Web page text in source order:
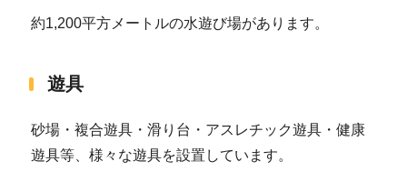
約1,200平方メートルの水遊び場があります。
遊具
砂場・複合遊具・滑り台・アスレチック遊具・健康
遊具等、様々な遊具を設置しています。